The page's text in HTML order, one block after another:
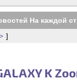
На каждой
]
K